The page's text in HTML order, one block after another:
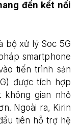
đến kết nối
bộ xử lý Soc 5G
smartphone
tiến trình sản
được tích hợp
không gian nhỏ
Ngoài ra, Kirin
tiên hỗ trợ hệ